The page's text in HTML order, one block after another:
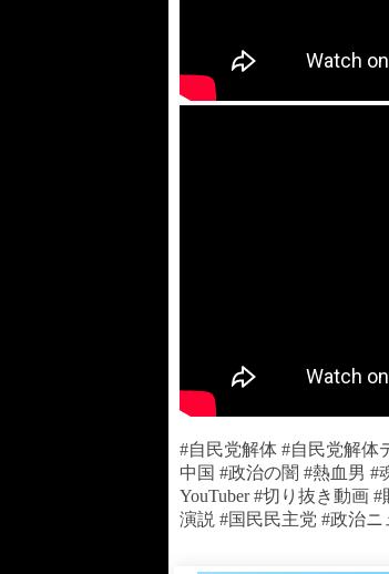
#自民党解体 #自民党解体
中国 #政治の闇 #熱血男 #
YouTuber #切り抜き動画
演説 #国民民主党 #政治